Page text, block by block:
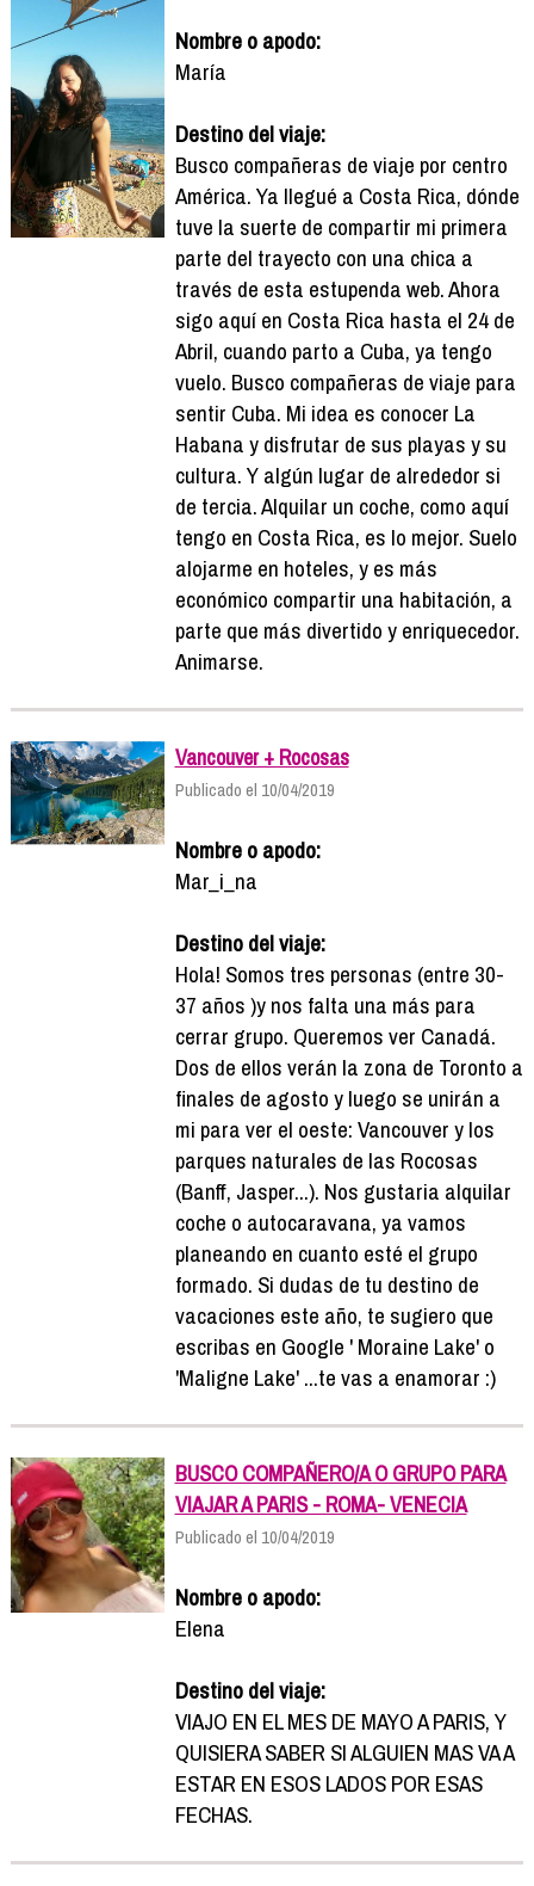
Nombre o apodo:
María
Destino del viaje:
Busco compañeras de viaje por centro
América. Ya llegué a Costa Rica, dónde
tuve la suerte de compartir mi primera
parte del trayecto con una chica a
través de esta estupenda web. Ahora
sigo aquí en Costa Rica hasta el 24 de
Abril, cuando parto a Cuba, ya tengo
vuelo. Busco compañeras de viaje para
sentir Cuba. Mi idea es conocer La
Habana y disfrutar de sus playas y su
cultura. Y algún lugar de alrededor si
de tercia. Alquilar un coche, como aquí
tengo en Costa Rica, es lo mejor. Suelo
alojarme en hoteles, y es más
económico compartir una habitación, a
parte que más divertido y enriquecedor.
Animarse.
Vancouver + Rocosas
Publicado el 10/04/2019
Nombre o apodo:
Mar_i_na
Destino del viaje:
Hola! Somos tres personas (entre 30-
37 años )y nos falta una más para
cerrar grupo. Queremos ver Canadá.
Dos de ellos verán la zona de Toronto a
finales de agosto y luego se unirán a
mi para ver el oeste: Vancouver y los
parques naturales de las Rocosas
(Banff, Jasper...). Nos gustaria alquilar
coche o autocaravana, ya vamos
planeando en cuanto esté el grupo
formado. Si dudas de tu destino de
vacaciones este año, te sugiero que
escribas en Google ' Moraine Lake' o
'Maligne Lake' ...te vas a enamorar :)
BUSCO COMPAÑERO/A O GRUPO PARA
VIAJAR A PARIS - ROMA- VENECIA
Publicado el 10/04/2019
Nombre o apodo:
Elena
Destino del viaje:
VIAJO EN EL MES DE MAYO A PARIS, Y
QUISIERA SABER SI ALGUIEN MAS VA A
ESTAR EN ESOS LADOS POR ESAS
FECHAS.